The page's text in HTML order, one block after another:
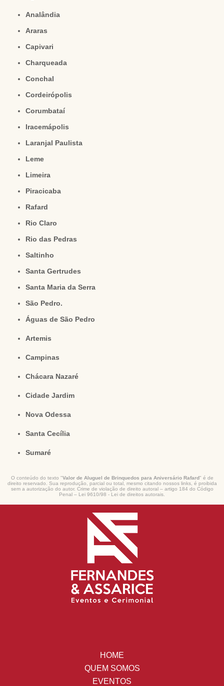
Analândia
Araras
Capivari
Charqueada
Conchal
Cordeirópolis
Corumbataí
Iracemápolis
Laranjal Paulista
Leme
Limeira
Piracicaba
Rafard
Rio Claro
Rio das Pedras
Saltinho
Santa Gertrudes
Santa Maria da Serra
São Pedro.
Águas de São Pedro
Artemis
Campinas
Chácara Nazaré
Cidade Jardim
Nova Odessa
Santa Cecília
Sumaré
O conteúdo do texto "Valor de Aluguel de Brinquedos para Aniversário Rafard" é de
direito reservado. Sua reprodução, parcial ou total, mesmo citando nossos links, é proibida
sem a autorização do autor. Crime de violação de direito autoral – artigo 184 do Código
Penal – Lei 9610/98 - Lei de direitos autorais
HOME
QUEM SOMOS
EVENTOS